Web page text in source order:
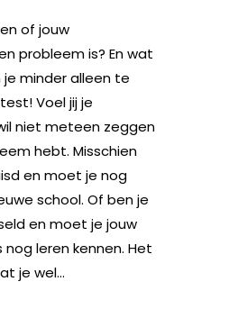
of jouw
probleem is? En wat
minder alleen te
Voel jij je
niet meteen zeggen
hebt. Misschien
en moet je nog
school. Of ben je
en moet je jouw
nog leren kennen. Het
je wel...